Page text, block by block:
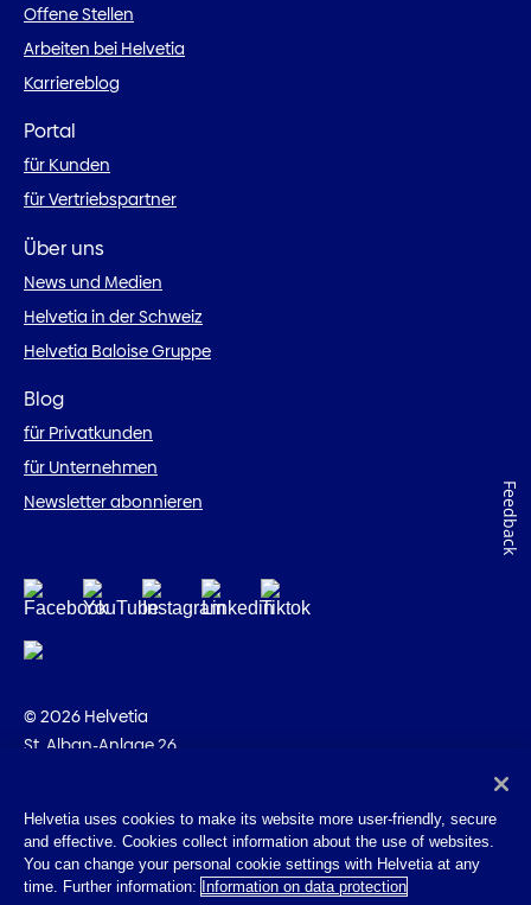
Offene Stellen
Arbeiten bei Helvetia
Karriereblog
Portal
für Kunden
für Vertriebspartner
Über uns
News und Medien
Helvetia in der Schweiz
Helvetia Baloise Gruppe
Blog
für Privatkunden
für Unternehmen
Newsletter abonnieren
© 2026 Helvetia
St. Alban-Anlage 26
Impressum
Rechtliche Hinweise
Helvetia uses cookies to make its website more user-friendly, secure
and effective. Cookies collect information about the use of websites.
You can change your personal cookie settings with Helvetia at any
time. Further information: Information on data protection
Feedback